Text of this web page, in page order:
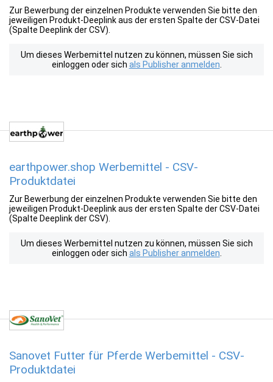
Zur Bewerbung der einzelnen Produkte verwenden Sie bitte den
jeweiligen Produkt-Deeplink aus der ersten Spalte der CSV-Datei
(Spalte Deeplink der CSV).
Um dieses Werbemittel nutzen zu können, müssen Sie sich
einloggen oder sich als Publisher anmelden
earthpower.shop Werbemittel - CSV-
Produktdatei
Zur Bewerbung der einzelnen Produkte verwenden Sie bitte den
jeweiligen Produkt-Deeplink aus der ersten Spalte der CSV-Datei
(Spalte Deeplink der CSV).
Um dieses Werbemittel nutzen zu können, müssen Sie sich
einloggen oder sich als Publisher anmelden
Sanovet Futter für Pferde Werbemittel - CSV-
Produktdatei